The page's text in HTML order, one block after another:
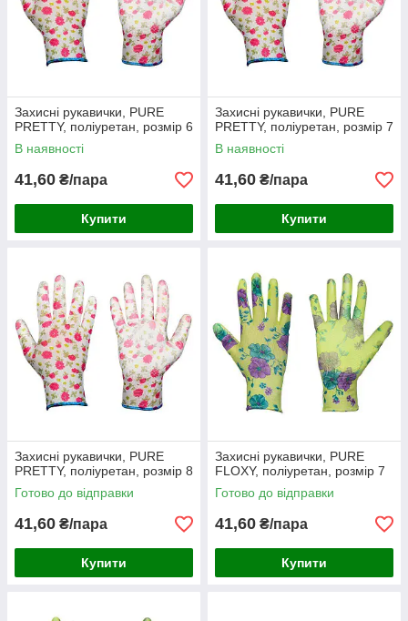
Захисні рукавички, PURE
PRETTY, поліуретан, розмір 6
В наявності
41,60 ₴/пара
Купити
Захисні рукавички, PURE
PRETTY, поліуретан, розмір 7
В наявності
41,60 ₴/пара
Купити
Захисні рукавички, PURE
PRETTY, поліуретан, розмір 8
Готово до відправки
41,60 ₴/пара
Купити
Захисні рукавички, PURE
FLOXY, поліуретан, розмір 7
Готово до відправки
41,60 ₴/пара
Купити